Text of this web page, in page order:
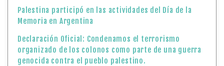
Palestina participó en las actividades del Día de la
Memoria en Argentina
Declaración Oficial: Condenamos el terrorismo
organizado de los colonos como parte de una guerra
genocida contra el pueblo palestino.